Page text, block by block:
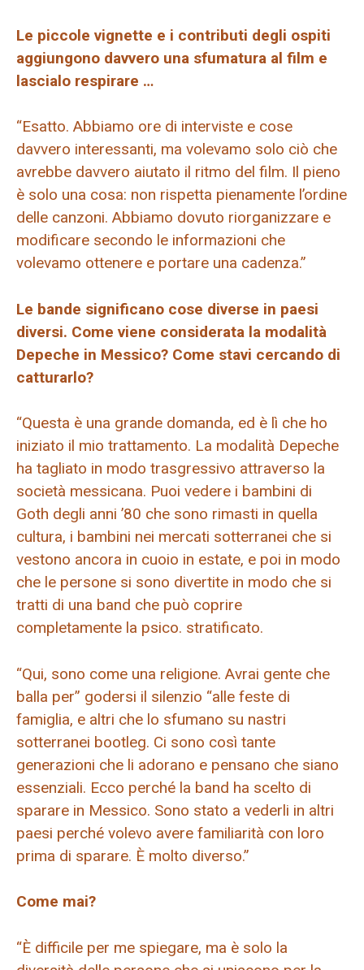
Le piccole vignette e i contributi degli ospiti
aggiungono davvero una sfumatura al film e
lascialo respirare …
“Esatto. Abbiamo ore di interviste e cose
davvero interessanti, ma volevamo solo ciò che
avrebbe davvero aiutato il ritmo del film. Il pieno
è solo una cosa: non rispetta pienamente l’ordine
delle canzoni. Abbiamo dovuto riorganizzare e
modificare secondo le informazioni che
volevamo ottenere e portare una cadenza.”
Le bande significano cose diverse in paesi
diversi. Come viene considerata la modalità
Depeche in Messico? Come stavi cercando di
catturarlo?
“Questa è una grande domanda, ed è lì che ho
iniziato il mio trattamento. La modalità Depeche
ha tagliato in modo trasgressivo attraverso la
società messicana. Puoi vedere i bambini di
Goth degli anni ’80 che sono rimasti in quella
cultura, i bambini nei mercati sotterranei che si
vestono ancora in cuoio in estate, e poi in modo
che le persone si sono divertite in modo che si
tratti di una band che può coprire
completamente la psico. stratificato.
“Qui, sono come una religione. Avrai gente che
balla per” godersi il silenzio “alle feste di
famiglia, e altri che lo sfumano su nastri
sotterranei bootleg. Ci sono così tante
generazioni che li adorano e pensano che siano
essenziali. Ecco perché la band ha scelto di
sparare in Messico. Sono stato a vederli in altri
paesi perché volevo avere familiarità con loro
prima di sparare. È molto diverso.”
Come mai?
“È difficile per me spiegare, ma è solo la